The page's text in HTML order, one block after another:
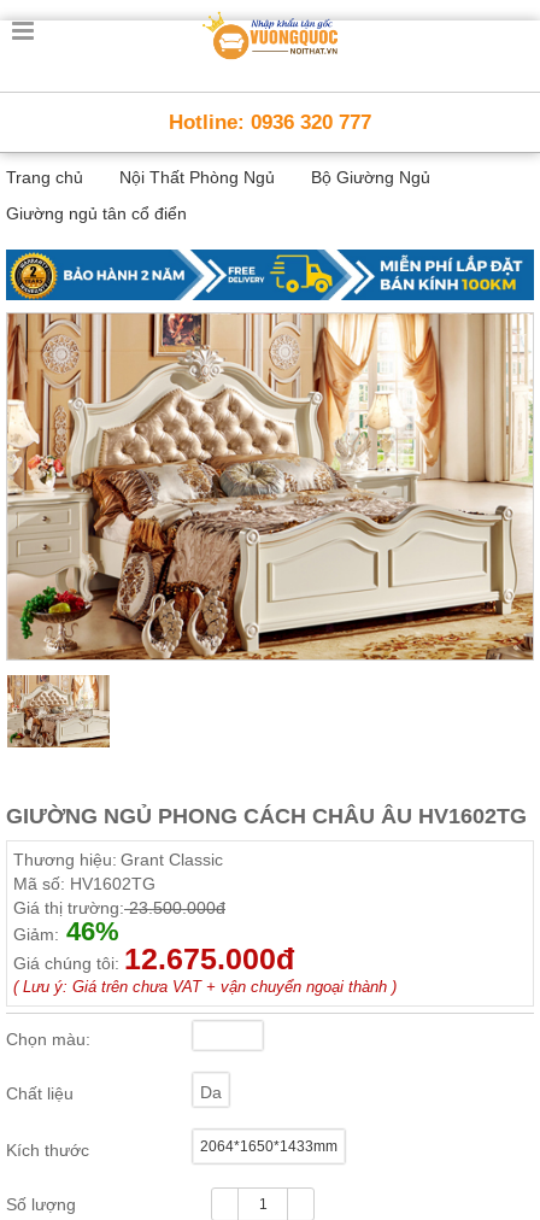
Trang
Thông
Minh
Nội
thất
minh
Nội
Thất
Trẻ
Em
Giường
tầng,
bàn
học, tủ
sách
Nội
Thất
Phòng
Khách
Sofa,
Bàn
trà...
Nội
Phòng
Giường
áo, bàn
trang
điểm
Nội
Thất
ăn,
kệ
Nội
Hotline: 0936 320 777
Trang chủ Nội Thất Phòng Ngủ
Bộ Giường Ngủ
Giường ngủ tân cổ điển
GIƯỜNG NGỦ PHONG CÁCH CHÂU ÂU HV1602TG
Thương hiệu: Grant Classic
Mã số: HV1602TG
Giá thị trường:23.500.000đ
Giảm: 46%
Giá chúng tôi: 12.675.000đ
( Lưu ý: Giá trên chưa VAT + vận chuyển ngoại thành )
Chọn màu:
Chất liệu Da
Kích thước 2064*1650*1433mm
Số lượng